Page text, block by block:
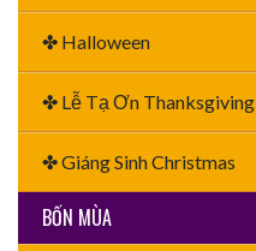
✤ Halloween
✤ Lễ Tạ Ơn Thanksgiving
✤ Giáng Sinh Christmas
BỐN MÙA